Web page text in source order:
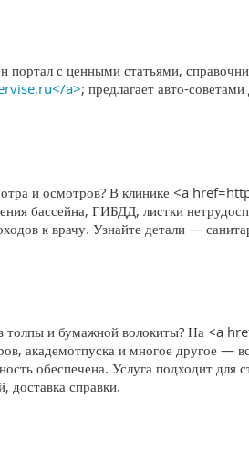
портал с ценными статьями,
a>; предлагает авто-
и осмотров? В клинике <a
бассейна, ГИБДД, листки
к врачу. Узнайте детали —
толпы и бумажной волокиты? На
и многое другое —
обеспечена. Услуга подходит
справки.